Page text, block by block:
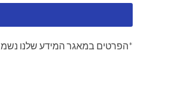
*הפרטים במאגר המידע שלנו